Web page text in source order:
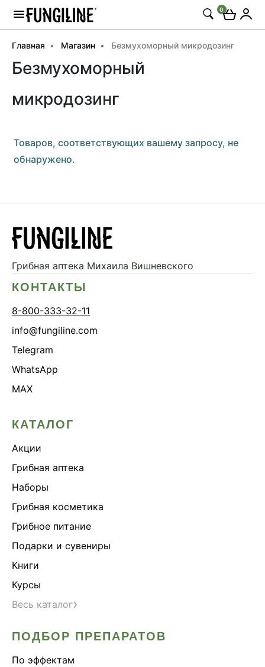
0
Главная Магазин Безмухоморный микродозинг
Безмухоморный
микродозинг
Товаров, соответствующих вашему запросу, не
обнаружено.
Грибная аптека Михаила Вишневского
КОНТАКТЫ
8-800-333-32-11
info@fungiline.com
Telegram
WhatsApp
MAX
КАТАЛОГ
Акции
Грибная аптека
Наборы
Грибная косметика
Грибное питание
Подарки и сувениры
Книги
Курсы
Весь каталог›
ПОДБОР ПРЕПАРАТОВ
По эффектам